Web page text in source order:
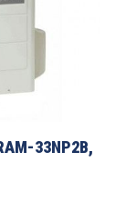
33NP2B,